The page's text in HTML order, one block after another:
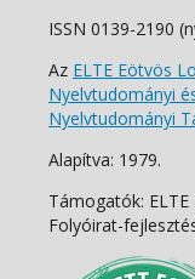
ISSN 0139-2190
Az ELTE Eötvös
Nyelvtudományi
Nyelvtudományi
Alapítva: 1979.
Támogatók: ELTE
Folyóirat-